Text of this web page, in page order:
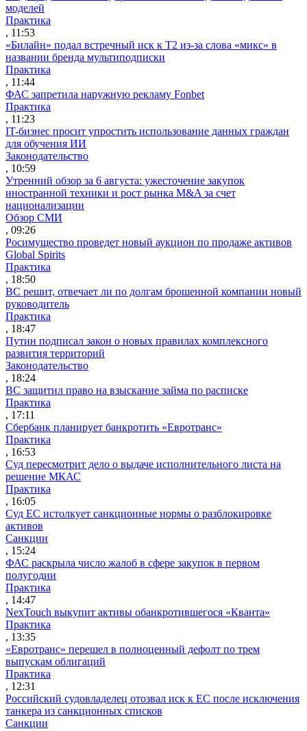
моделей
Практика
, 11:53
«Билайн» подал встречный иск к Т2 из-за слова «микс» в
названии бренда мультиподписки
Практика
, 11:44
ФАС запретила наружную рекламу Fonbet
Практика
, 11:23
IT-бизнес просит упростить использование данных граждан
для обучения ИИ
Законодательство
, 10:59
Утренний обзор за 6 августа: ужесточение закупок
иностранной техники и рост рынка M&A за счет
национализации
Обзор СМИ
, 09:26
Росимущество проведет новый аукцион по продаже активов
Global Spirits
Практика
, 18:50
ВС решит, отвечает ли по долгам брошенной компании новый
руководитель
Практика
, 18:47
Путин подписал закон о новых правилах комплексного
развития территорий
Законодательство
, 18:24
ВС защитил право на взыскание займа по расписке
Практика
, 17:11
Сбербанк планирует банкротить «Евротранс»
Практика
, 16:53
Суд пересмотрит дело о выдаче исполнительного листа на
решение МКАС
Практика
, 16:05
Суд ЕС истолкует санкционные нормы о разблокировке
активов
Санкции
, 15:24
ФАС раскрыла число жалоб в сфере закупок в первом
полугодии
Практика
, 14:47
NexTouch выкупит активы обанкротившегося «Кванта»
Практика
, 13:35
«Евротранс» перешел в полноценный дефолт по трем
выпускам облигаций
Практика
, 12:31
Российский судовладелец отозвал иск к ЕС после исключения
танкера из санкционных списков
Санкции